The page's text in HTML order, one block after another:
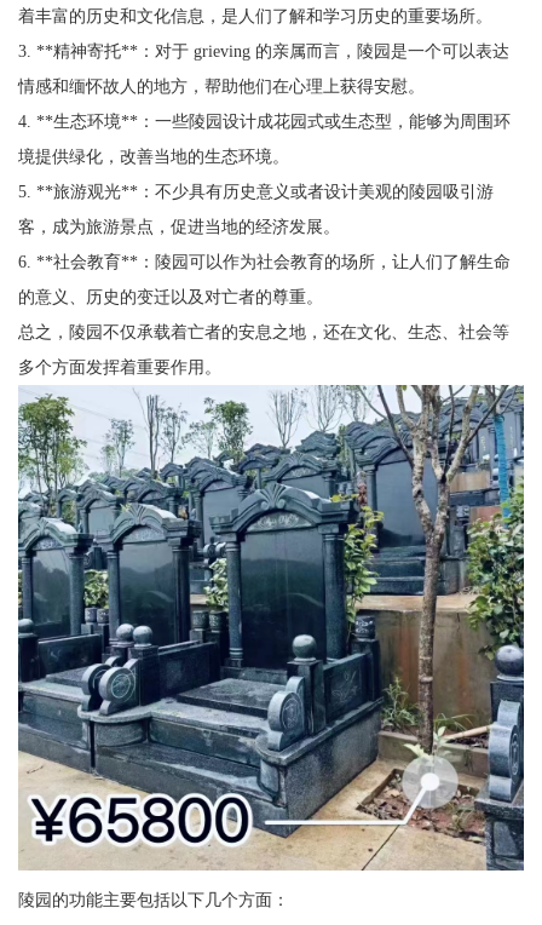
着丰富的历史和文化信息，是人们了解和学习历史的重要场所。
3. **精神寄托**：对于 grieving 的亲属而言，陵园是一个可以表达
情感和缅怀故人的地方，帮助他们在心理上获得安慰。
4. **生态环境**：一些陵园设计成花园式或生态型，能够为周围环
境提供绿化，改善当地的生态环境。
5. **旅游观光**：不少具有历史意义或者设计美观的陵园吸引游
客，成为旅游景点，促进当地的经济发展。
6. **社会教育**：陵园可以作为社会教育的场所，让人们了解生命
的意义、历史的变迁以及对亡者的尊重。
总之，陵园不仅承载着亡者的安息之地，还在文化、生态、社会等
多个方面发挥着重要作用。
陵园的功能主要包括以下几个方面：